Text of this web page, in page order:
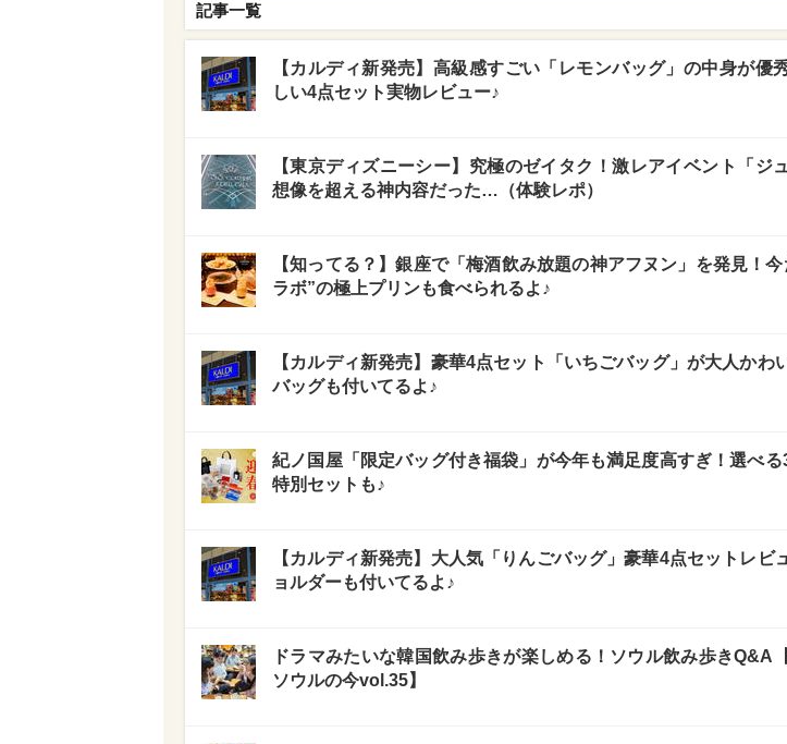
記事一覧
【カルディ新発売】高級感すごい「レモンバッグ」の中身が優
しい4点セット実物レビュー♪
【東京ディズニーシー】究極のゼイタク！激レアイベント「ジ
想像を超える神内容だった…（体験レポ）
【知ってる？】銀座で「梅酒飲み放題の神アフヌン」を発見！
ラボ”の極上プリンも食べられるよ♪
【カルディ新発売】豪華4点セット「いちごバッグ」が大人かわ
バッグも付いてるよ♪
紀ノ国屋「限定バッグ付き福袋」が今年も満足度高すぎ！選べ
特別セットも♪
【カルディ新発売】大人気「りんごバッグ」豪華4点セットレビ
ョルダーも付いてるよ♪
ドラマみたいな韓国飲み歩きが楽しめる！ソウル飲み歩きQ&A
ソウルの今vol.35】